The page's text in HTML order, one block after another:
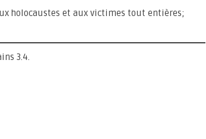
holocaustes et aux victimes tout entières;
3.4.